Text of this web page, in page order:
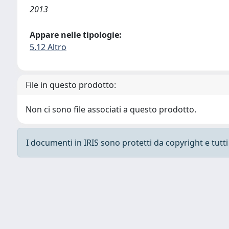
2013
Appare nelle tipologie:
5.12 Altro
File in questo prodotto:
Non ci sono file associati a questo prodotto.
I documenti in IRIS sono protetti da copyright e